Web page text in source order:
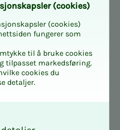
(cookies)
(cookies)
fungerer som
til å bruke cookies
tilpasset markedsføring.
cookies du
detaljer.